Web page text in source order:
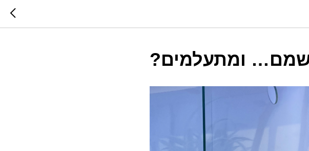
שמם… ומתעלמים